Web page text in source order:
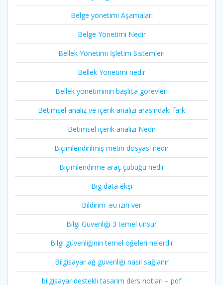
Belge yönetimi Aşamaları
Belge Yönetimi Nedir
Bellek Yönetimi İşletim Sistemleri
Bellek Yönetimi nedir
Bellek yönetiminin başlıca görevleri
Betimsel analiz ve içerik analizi arasındaki fark
Betimsel içerik analizi Nedir
Biçimlendirilmiş metin dosyası nedir
Biçimlendirme araç çubuğu nedir
Big data ekşi
Bildirim .eu izin ver
Bilgi Güvenliği 3 temel unsur
Bilgi güvenliğinin temel öğeleri nelerdir
Bilgisayar ağ güvenliği nasıl sağlanır
bilgisayar destekli tasarim ders notları – pdf